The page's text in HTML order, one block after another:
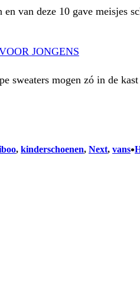
en van deze 10 gave
JONGENS
sweaters mogen zó in de
, kinderschoenen, Next, vans•